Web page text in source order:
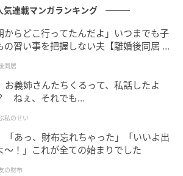
すぎたり誰かが少し言いすぎたりす
ね。
の男性は余計なフォローや説教をし
かな数秒が、場の温度を自然に落
なく空気で整えるのが、大人の余
気連載マンガランキング
からどこ行ってたんだよ」いつまでも子
の習い事を把握しない夫【離婚後同居 Vo
同居
義姉さんたちくるって、私話したよ
ねぇ、それでも…
私のせい
あっ、財布忘れちゃった」「いいよ出
〜！」これが全ての始まりでした
の財布